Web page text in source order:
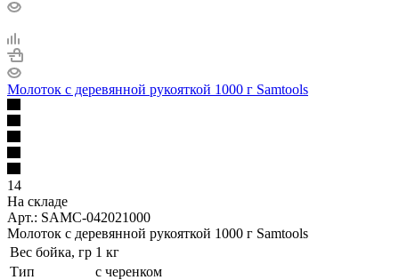
Молоток с деревянной рукояткой 1000 г Samtools
14
На складе
Арт.: SAMC-042021000
Молоток с деревянной рукояткой 1000 г Samtools
Вес бойка, гр 1 кг
Тип
с черенком